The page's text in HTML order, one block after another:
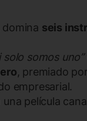
domina seis
solo somos uno”
, premiado
empresarial.
película